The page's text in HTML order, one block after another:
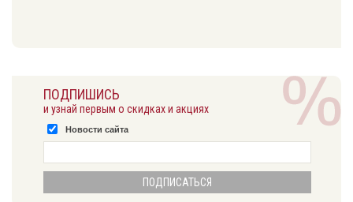
ПОДПИШИСЬ
и узнай первым о скидках и акциях
Новости сайта